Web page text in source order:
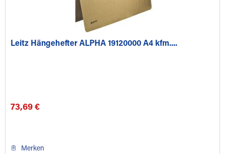
Leitz Hängehefter ALPHA 19120000 A4 kfm....
73,69 €
Merken